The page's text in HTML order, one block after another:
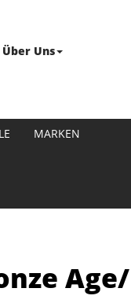
Über Uns
MARKEN